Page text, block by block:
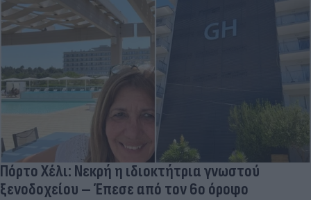
Πόρτο Χέλι: Νεκρή η ιδιοκτήτρια γνωστού
ξενοδοχείου – Έπεσε από τον 6ο όροφο